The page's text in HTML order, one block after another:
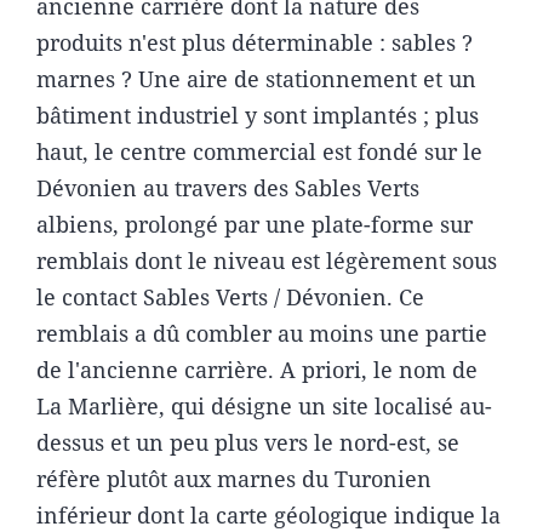
ancienne carrière dont la nature des
produits n'est plus déterminable : sables ?
marnes ? Une aire de stationnement et un
bâtiment industriel y sont implantés ; plus
haut, le centre commercial est fondé sur le
Dévonien au travers des Sables Verts
albiens, prolongé par une plate-forme sur
remblais dont le niveau est légèrement sous
le contact Sables Verts / Dévonien. Ce
remblais a dû combler au moins une partie
de l'ancienne carrière. A priori, le nom de
La Marlière, qui désigne un site localisé au-
dessus et un peu plus vers le nord-est, se
réfère plutôt aux marnes du Turonien
inférieur dont la carte géologique indique la